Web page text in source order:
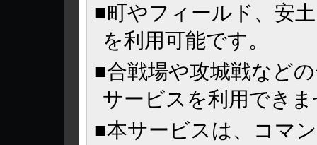
■町やフィールド、安
を利用可能です。
■合戦場や攻城戦など
サービスを利用でき
■本サービスは、コマ